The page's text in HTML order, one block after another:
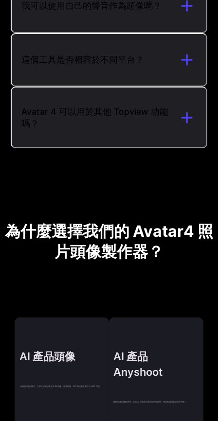
我可以使用自己的聲音作為頭像嗎？
這個工具是否相容於不同平台？
Avatar 4 可以用於其他 Topview 功能
嗎？
為什麼選擇我們的 Avatar4 照
片頭像製作器？
AI 產品頭像
上傳你的產品圖片，立即生成展示產品的 AI 頭像。無需拍攝，即可創建吸引關注的 UGC 內容。
AI 產品
Anyshoot
讓任何產品隨處適用，透過 AI 完美展示商品與試穿效果。無需高價攝影或影片拍攝！